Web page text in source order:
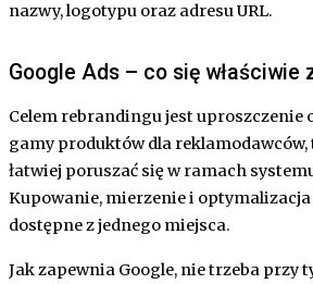
nazwy, logotypu oraz adresu URL.
Google Ads – co się właściwie
Celem rebrandingu jest uproszczenie
gamy produktów dla
łatwiej poruszać się w ramach
Kupowanie, mierzenie i
dostępne z jednego miejsca.
Jak zapewnia Google, nie trzeba przy